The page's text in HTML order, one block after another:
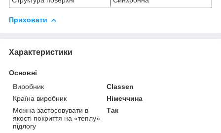
Приховати
Характеристики
Основні
Виробник
Classen
Країна виробник
Німеччина
Можна застосовувати в
якості покриття на «теплу»
підлогу
Так